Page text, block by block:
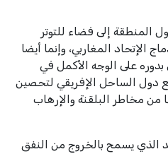
إلى فضاء للتوتر
الإتحاد المغاربي، وإنما أيضا
على الوجه الأكمل في
دول الساحل الإفريقي لتحصين
من مخاطر البلقنة والإرهاب
الذي يسمح بالخروج من النفق